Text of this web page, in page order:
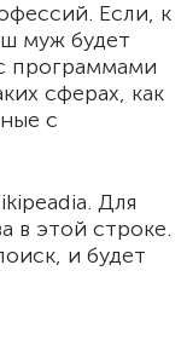
Если, к
муж будет
программами
сферах, как
с
Для
в этой строке.
и будет